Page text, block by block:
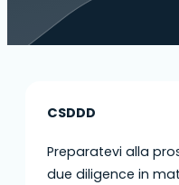
CSDDD
Preparatevi alla
due diligence in